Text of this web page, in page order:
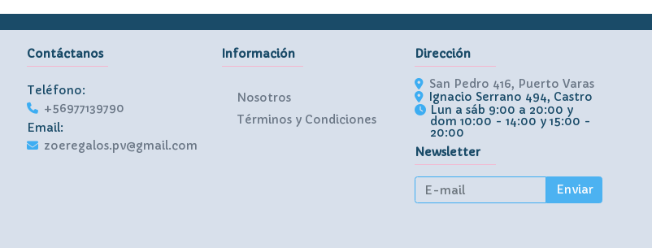
Contáctanos
Teléfono:
+56977139790
Email:
zoeregalos.pv@gmail.com
Información
Nosotros
Términos y Condiciones
Dirección
San Pedro 416, Puerto Varas
Ignacio Serrano 494, Castro
Lun a sáb 9:00 a 20:00 y
dom 10:00 - 14:00 y 15:00 -
20:00
Newsletter
Enviar